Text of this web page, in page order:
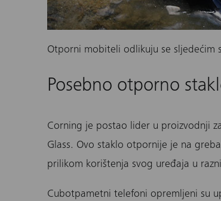
Otporni mobiteli odlikuju se sljedećim
Posebno otporno
Corning je postao lider u proizvodnji
Glass. Ovo staklo otpornije je na
prilikom korištenja svog uređaja u
Cubotpametni telefoni opremljeni su